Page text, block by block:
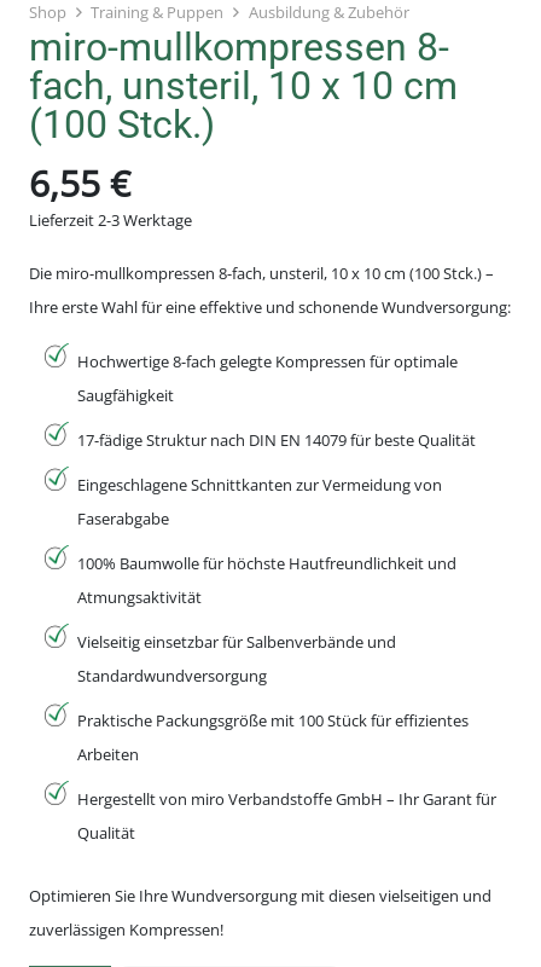
Shop Training & Puppen Ausbildung & Zubehör
miro-mullkompressen 8-
fach, unsteril, 10 x 10 cm
(100 Stck.)
6,55€
Lieferzeit 2-3 Werktage
Die miro-mullkompressen 8-fach, unsteril, 10 x 10 cm (100 Stck.) –
Ihre erste Wahl für eine effektive und schonende Wundversorgung:
Hochwertige 8-fach gelegte Kompressen für optimale
Saugfähigkeit
17-fädige Struktur nach DIN EN 14079 für beste Qualität
Eingeschlagene Schnittkanten zur Vermeidung von
Faserabgabe
100% Baumwolle für höchste Hautfreundlichkeit und
Atmungsaktivität
Vielseitig einsetzbar für Salbenverbände und
Standardwundversorgung
Praktische Packungsgröße mit 100 Stück für effizientes
Arbeiten
Hergestellt von miro Verbandstoffe GmbH – Ihr Garant für
Qualität
Optimieren Sie Ihre Wundversorgung mit diesen vielseitigen und
zuverlässigen Kompressen!